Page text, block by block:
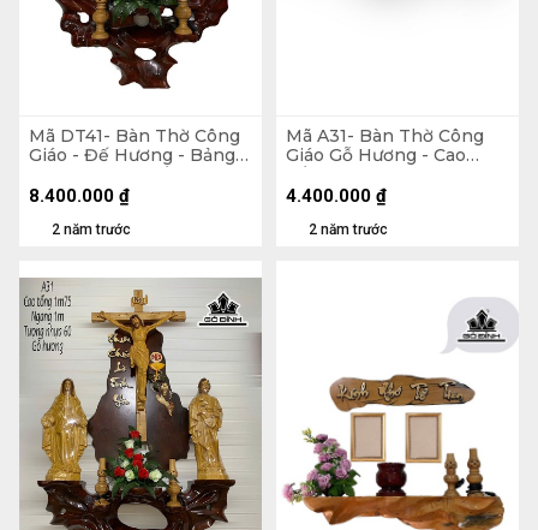
Mã DT41- Bàn Thờ Công
Giáo - Đế Hương - Bảng
Căm Xe - Cao Tổng 165
Ngang 100 Tượng Màu
2 năm trước
8.400.000 ₫
Mã A31- Bàn Thờ Công
Giáo Gỗ Hương - Cao
Tổng 90 Ngang 90 (cm)
2 năm trước
4.400.000 ₫